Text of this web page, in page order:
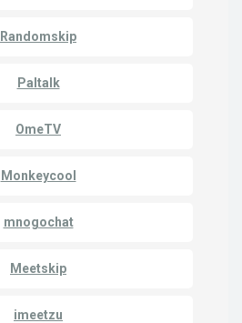
Randomskip
Paltalk
OmeTV
Monkeycool
mnogochat
Meetskip
imeetzu